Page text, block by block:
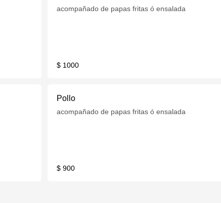
acompañado de papas fritas ó ensalada
$ 1000
Pollo
acompañado de papas fritas ó ensalada
$ 900